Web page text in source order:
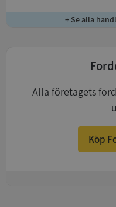
+ Se alla
Alla företagets
Köp